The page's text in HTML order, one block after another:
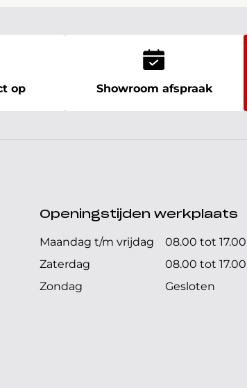
op Showroom afspraak
Openingstijden werkplaats
Maandag t/m vrijdag
08.00 tot
Zaterdag
08.00 tot
Zondag
Gesloten